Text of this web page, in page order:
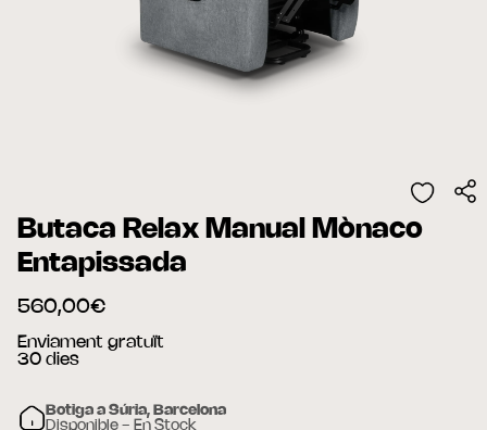
Butaca Relax Manual Mònaco
Entapissada
560,00€
Enviament gratuït
30 dies
Botiga a Súria, Barcelona
Disponible - En Stock